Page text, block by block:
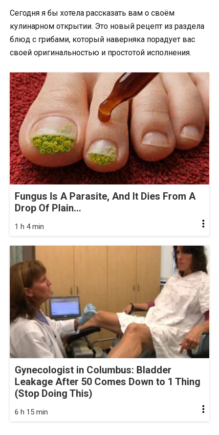
Сегодня я бы хотела рассказать вам о своём
кулинарном открытии. Это новый рецепт из раздела
блюд с грибами, который наверняка порадует вас
своей оригинальностью и простотой исполнения.
Fungus Is A Parasite, And It Dies From A
Drop Of Plain...
1 h 4 min
Gynecologist in Columbus: Bladder
Leakage After 50 Comes Down to 1 Thing
(Stop Doing This)
6 h 15 min